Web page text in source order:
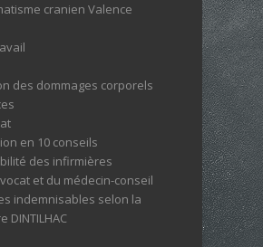
cranien Valence
des dommages corporels
en 10 conseils
des infirmières
et du médecin-conseil
indemnisables selon la
DINTILHAC